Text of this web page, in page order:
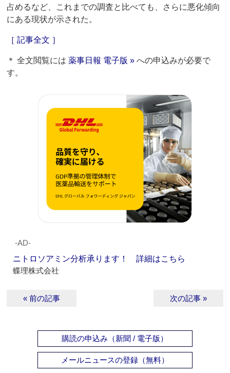
占めるなど、これまでの調査と比べても、さらに悪化傾向
にある現状が示された。
［ 記事全文 ］
＊ 全文閲覧には薬事日報 電子版 » への申込みが必要で
す。
‐AD‐
ニトロソアミン分析承ります！ 詳細はこちら
蝶理株式会社
« 前の記事 次の記事 »
購読の申込み（新聞 / 電子版）
メールニュースの登録（無料）